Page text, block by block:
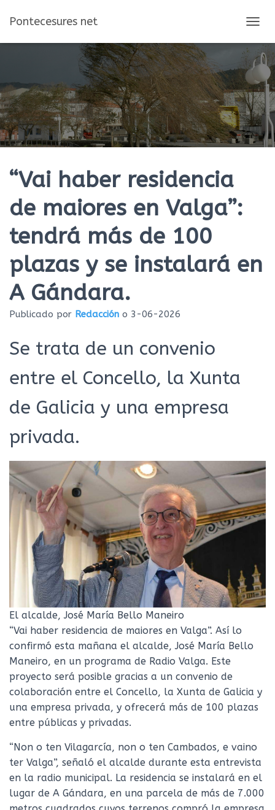
Pontecesures net
A
M
B
A
R
M
O
D
O
I
“Vai haber residencia
de maiores en Valga”:
tendrá más de 100
plazas y se instalará en
A Gándara.
Publicado por Redacción o 3-06-2026
Se trata de un convenio
entre el Concello, la Xunta
de Galicia y una empresa
privada.
El alcalde, José María Bello Maneiro
“Vai haber residencia de maiores en Valga”. Así lo
confirmó esta mañana el alcalde, José María Bello
Maneiro, en un programa de Radio Valga. Este
proyecto será posible gracias a un convenio de
colaboración entre el Concello, la Xunta de Galicia y
una empresa privada, y ofrecerá más de 100 plazas
entre públicas y privadas.
“Non o ten Vilagarcía, non o ten Cambados, e vaino
ter Valga”, señaló el alcalde durante esta entrevista
en la radio municipal. La residencia se instalará en el
lugar de A Gándara, en una parcela de más de 7.000